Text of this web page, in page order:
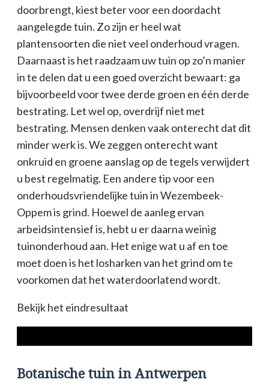
doorbrengt, kiest beter voor een doordacht
aangelegde tuin. Zo zijn er heel wat
plantensoorten die niet veel onderhoud vragen.
Daarnaast is het raadzaam uw tuin op zo’n manier
in te delen dat u een goed overzicht bewaart: ga
bijvoorbeeld voor twee derde groen en één derde
bestrating. Let wel op, overdrijf niet met
bestrating. Mensen denken vaak onterecht dat dit
minder werk is. We zeggen onterecht want
onkruid en groene aanslag op de tegels verwijdert
u best regelmatig. Een andere tip voor een
onderhoudsvriendelijke tuin in Wezembeek-
Oppem is grind. Hoewel de aanleg ervan
arbeidsintensief is, hebt u er daarna weinig
tuinonderhoud aan. Het enige wat u af en toe
moet doen is het losharken van het grind om te
voorkomen dat het waterdoorlatend wordt.
Bekijk het eindresultaat
Botanische tuin in Antwerpen